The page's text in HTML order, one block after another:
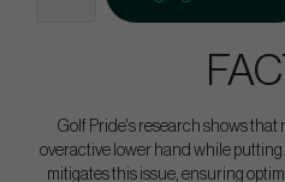
Golf Pride's research shows that
overactive lower hand while
mitigates this issue, ensuring